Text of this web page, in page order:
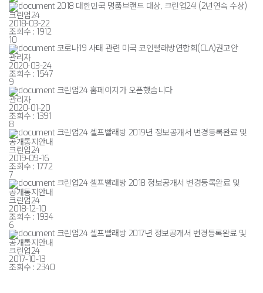
2018 대한민국 명품브랜드 대상, 크린업24! (2년연속 수상)
크린업24
2018-03-22
조회수 : 1912
10
코로나19 사태 관련 미국 코인빨래방연합회(CLA)권고안
관리자
2020-03-24
조회수 : 1547
9
크린업24 홈페이지가 오픈했습니다
관리자
2020-01-20
조회수 : 1391
8
크린업24 셀프빨래방 2019년 정보공개서 변경등록완료 및
공개통지안내
크린업24
2019-09-16
조회수 : 1772
7
크린업24 셀프빨래방 2018 정보공개서 변경등록완료 및
공개통지안내
크린업24
2018-12-10
조회수 : 1934
6
크린업24 셀프빨래방 2017년 정보공개서 변경등록완료 및
공개통지안내
크린업24
2017-10-13
조회수 : 2340